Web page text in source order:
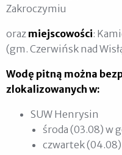
Zakroczymiu
oraz miejscowości:
(gm. Czerwińsk nad
Wodę pitną można
zlokalizowanych w:
SUW Henrysin
środa (03.08) w
czwartek